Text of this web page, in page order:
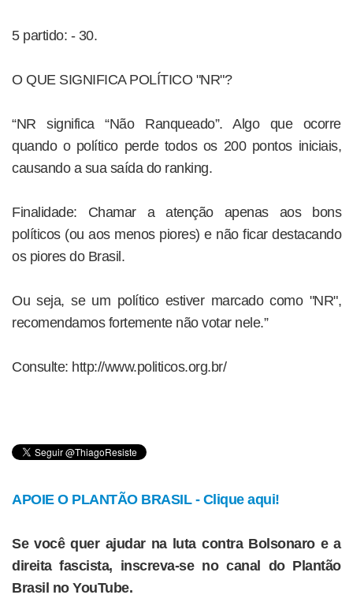
5 partido: - 30.
O QUE SIGNIFICA POLÍTICO "NR"?
“NR significa “Não Ranqueado”. Algo que ocorre
quando o político perde todos os 200 pontos iniciais,
causando a sua saída do ranking.
Finalidade: Chamar a atenção apenas aos bons
políticos (ou aos menos piores) e não ficar destacando
os piores do Brasil.
Ou seja, se um político estiver marcado como "NR",
recomendamos fortemente não votar nele.”
Consulte: http://www.politicos.org.br/
APOIE O PLANTÃO BRASIL - Clique aqui!
Se você quer ajudar na luta contra Bolsonaro e a
direita fascista, inscreva-se no canal do Plantão
Brasil no YouTube.